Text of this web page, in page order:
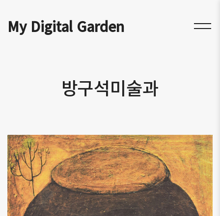
My Digital Garden
방구석미술과